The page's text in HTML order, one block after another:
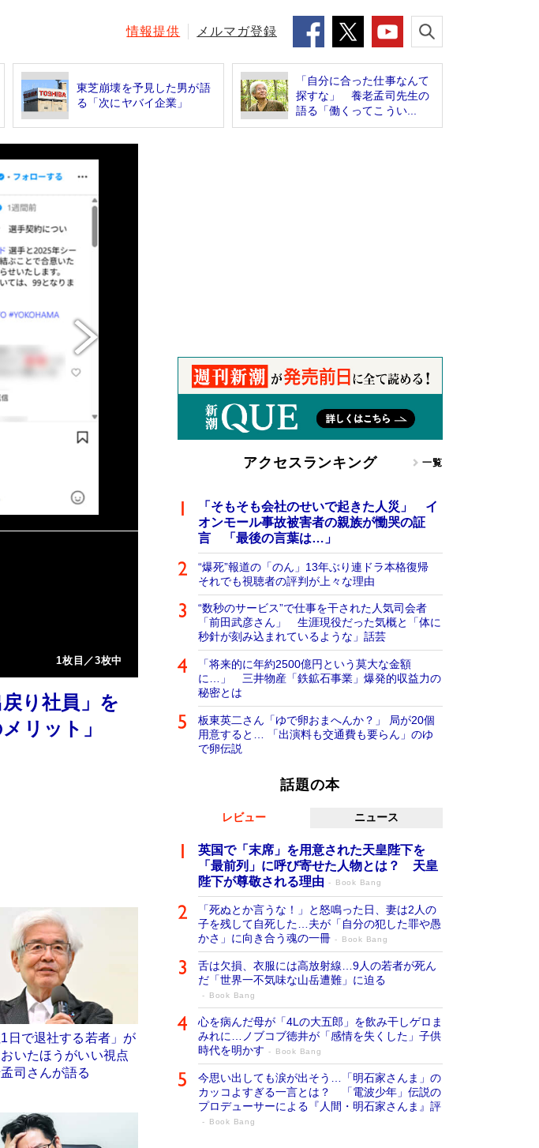
情報提供 メルマガ登録
東芝崩壊を予見した男が語
る「次にヤバイ企業」
「自分に合った仕事なんて
探すな」 養老孟司先生の
語る「働くってこうい...
1枚目／3枚中
り社員」を
リット」
1日で退社する若者」が
いたほうがいい視点
司さんが語る
アクセスランキング 一覧
「そもそも会社のせいで起きた人災」 イ
オンモール事故被害者の親族が慟哭の証
言 「最後の言葉は…」
“爆死”報道の「のん」13年ぶり連ドラ本格復帰
それでも視聴者の評判が上々な理由
“数秒のサービス”で仕事を干された人気司会者
「前田武彦さん」 生涯現役だった気概と「体に
秒針が刻み込まれているような」話芸
「将来的に年約2500億円という莫大な金額
に…」 三井物産「鉄鉱石事業」爆発的収益力の
秘密とは
板東英二さん「ゆで卵おまへんか？」 局が20個
用意すると… 「出演料も交通費も要らん」のゆ
で卵伝説
話題の本
レビュー ニュース
英国で「末席」を用意された天皇陛下を
「最前列」に呼び寄せた人物とは？ 天皇
陛下が尊敬される理由
Book Bang
「死ぬとか言うな！」と怒鳴った日、妻は2人の
子を残して自死した…夫が「自分の犯した罪や愚
かさ」に向き合う魂の一冊
Book Bang
舌は欠損、衣服には高放射線…9人の若者が死ん
だ「世界一不気味な山岳遭難」に迫る
Book Bang
心を病んだ母が「4Lの大五郎」を飲み干しゲロま
みれに…ノブコブ徳井が「感情を失くした」子供
時代を明かす
Book Bang
今思い出しても涙が出そう…「明石家さんま」の
カッコよすぎる一言とは？ 「電波少年」伝説の
プロデューサーによる『人間・明石家さんま』評
Book Bang